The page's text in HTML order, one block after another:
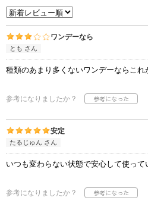
ワンデーなら
とも さん
種類のあまり多くないワンデーならこれ
参考になりましたか？
安定
たるじゅん さん
いつも変わらない状態で安心して使って
参考になりましたか？